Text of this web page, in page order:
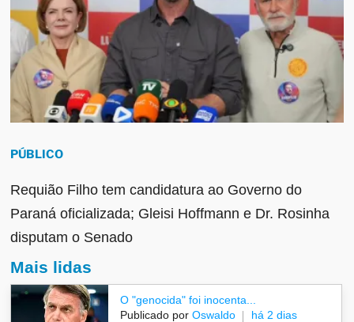
PÚBLICO
Requião Filho tem candidatura ao Governo do
Paraná oficializada; Gleisi Hoffmann e Dr. Rosinha
disputam o Senado
Mais lidas
O "genocida" foi inocenta...
Publicado por Oswaldo há 2 dias